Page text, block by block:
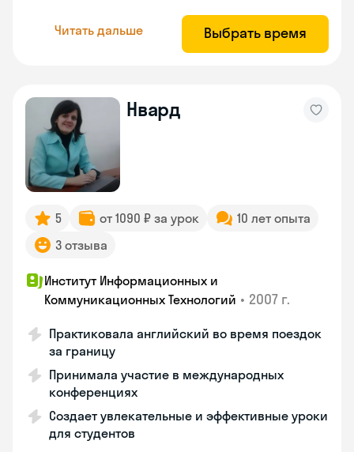
Читать дальше Выбрать время
Нвард
5 от 1090 ₽ за урок
10 лет опыта
3 отзыва
Институт Информационных и
Коммуникационных Технологий • 2007 г.
Практиковала английский во время поездок
за границу
Принимала участие в международных
конференциях
Создает увлекательные и эффективные уроки
для студентов